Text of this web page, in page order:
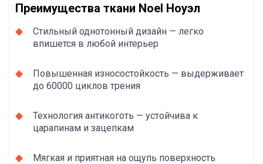
Преимущества ткани Noel Ноуэл
Стильный однотонный дизайн — легко
впишется в любой интерьер
Повышенная износостойкость — выдерживает
до 60000 циклов трения
Технология антикоготь — устойчива к
царапинам и зацепкам
Мягкая и приятная на ощупь поверхность